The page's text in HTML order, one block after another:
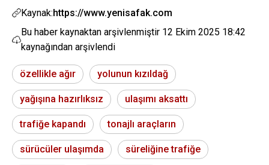
Kaynak:https://www.yenisafak.com
Bu haber kaynaktan arşivlenmiştir 12 Ekim 2025 18:42
kaynağından arşivlendi
özellikle ağır yolunun kızıldağ
yağışına hazırlıksız ulaşımı aksattı
trafiğe kapandı tonajlı araçların
sürücüler ulaşımda süreliğine trafiğe